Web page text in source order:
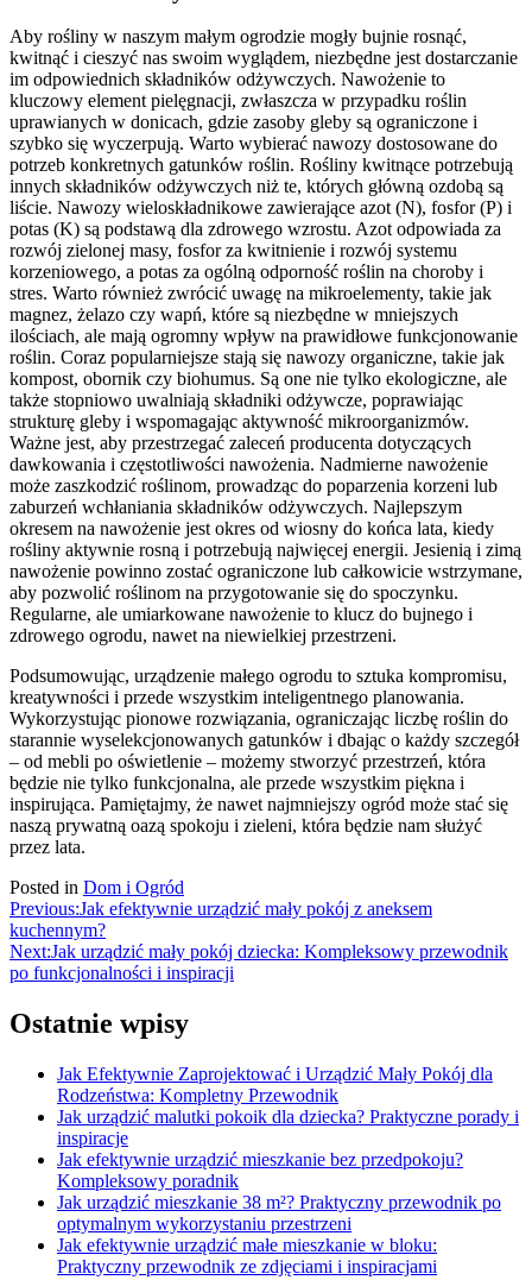
Aby rośliny w naszym małym ogrodzie mogły bujnie rosnąć,
kwitnąć i cieszyć nas swoim wyglądem, niezbędne jest dostarczanie
im odpowiednich składników odżywczych. Nawożenie to
kluczowy element pielęgnacji, zwłaszcza w przypadku roślin
uprawianych w donicach, gdzie zasoby gleby są ograniczone i
szybko się wyczerpują. Warto wybierać nawozy dostosowane do
potrzeb konkretnych gatunków roślin. Rośliny kwitnące potrzebują
innych składników odżywczych niż te, których główną ozdobą są
liście. Nawozy wieloskładnikowe zawierające azot (N), fosfor (P) i
potas (K) są podstawą dla zdrowego wzrostu. Azot odpowiada za
rozwój zielonej masy, fosfor za kwitnienie i rozwój systemu
korzeniowego, a potas za ogólną odporność roślin na choroby i
stres. Warto również zwrócić uwagę na mikroelementy, takie jak
magnez, żelazo czy wapń, które są niezbędne w mniejszych
ilościach, ale mają ogromny wpływ na prawidłowe funkcjonowanie
roślin. Coraz popularniejsze stają się nawozy organiczne, takie jak
kompost, obornik czy biohumus. Są one nie tylko ekologiczne, ale
także stopniowo uwalniają składniki odżywcze, poprawiając
strukturę gleby i wspomagając aktywność mikroorganizmów.
Ważne jest, aby przestrzegać zaleceń producenta dotyczących
dawkowania i częstotliwości nawożenia. Nadmierne nawożenie
może zaszkodzić roślinom, prowadząc do poparzenia korzeni lub
zaburzeń wchłaniania składników odżywczych. Najlepszym
okresem na nawożenie jest okres od wiosny do końca lata, kiedy
rośliny aktywnie rosną i potrzebują najwięcej energii. Jesienią i zimą
nawożenie powinno zostać ograniczone lub całkowicie wstrzymane,
aby pozwolić roślinom na przygotowanie się do spoczynku.
Regularne, ale umiarkowane nawożenie to klucz do bujnego i
zdrowego ogrodu, nawet na niewielkiej przestrzeni.
Podsumowując, urządzenie małego ogrodu to sztuka kompromisu,
kreatywności i przede wszystkim inteligentnego planowania.
Wykorzystując pionowe rozwiązania, ograniczając liczbę roślin do
starannie wyselekcjonowanych gatunków i dbając o każdy szczegół
– od mebli po oświetlenie – możemy stworzyć przestrzeń, która
będzie nie tylko funkcjonalna, ale przede wszystkim piękna i
inspirująca. Pamiętajmy, że nawet najmniejszy ogród może stać się
naszą prywatną oazą spokoju i zieleni, która będzie nam służyć
przez lata.
Posted in Dom i Ogród
Nawigacja
wpisu
Previous:Jak efektywnie urządzić mały pokój z aneksem
kuchennym?
Next:Jak urządzić mały pokój dziecka: Kompleksowy przewodnik
po funkcjonalności i inspiracji
Ostatnie wpisy
Jak Efektywnie Zaprojektować i Urządzić Mały Pokój dla
Rodzeństwa: Kompletny Przewodnik
Jak urządzić malutki pokoik dla dziecka? Praktyczne porady i
inspiracje
Jak efektywnie urządzić mieszkanie bez przedpokoju?
Kompleksowy poradnik
Jak urządzić mieszkanie 38 m²? Praktyczny przewodnik po
optymalnym wykorzystaniu przestrzeni
Jak efektywnie urządzić małe mieszkanie w bloku:
Praktyczny przewodnik ze zdjęciami i inspiracjami